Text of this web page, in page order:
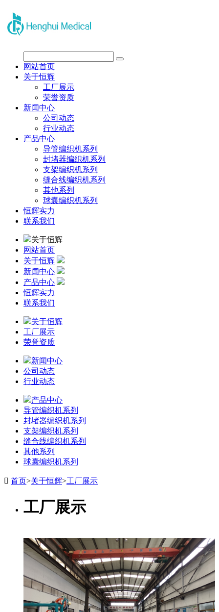
网站首页
关于恒辉
工厂展示
荣誉资质
新闻中心
公司动态
行业动态
产品中心
导管编织机系列
封堵器编织机系列
支架编织机系列
缝合线编织机系列
其他系列
球囊编织机系列
恒辉实力
联系我们
关于恒辉
网站首页
关于恒辉
新闻中心
产品中心
恒辉实力
联系我们
关于恒辉
工厂展示
荣誉资质
新闻中心
公司动态
行业动态
产品中心
导管编织机系列
封堵器编织机系列
支架编织机系列
缝合线编织机系列
其他系列
球囊编织机系列
 首页>关于恒辉>工厂展示
工厂展示